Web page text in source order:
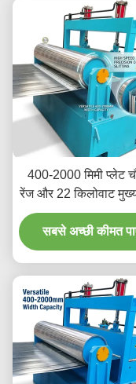
400-2000 मिमी प्लेट
रेंज और 22 किलोवाट
द्वारा संचालित हाई-स्पीड
(HSS) ब्लेड वाली स्टील
स्लीटर मशीन
सबसे अच्छी कीमत